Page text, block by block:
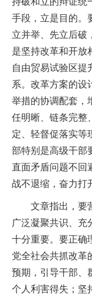
手段，立是目的。
立并举、先立后破
是坚持改革和开放
自由贸易试验区提
系。改革方案的设
举措的协调配套，
任明晰、链条完整
定、轻督促落实等
部特别是高级干部
直面矛盾问题不回
战不退缩，奋力打
文章指出，要营
广泛凝聚共识、充
十分重要。要正确
党全社会共抓改革
预期，引导干部、
个人利害得失；坚